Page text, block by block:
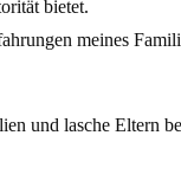
bietet.
meines
und lasche Eltern